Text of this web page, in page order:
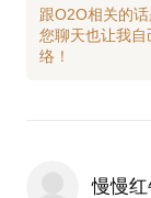
跟O2O相关的
您聊天也让我
慢慢